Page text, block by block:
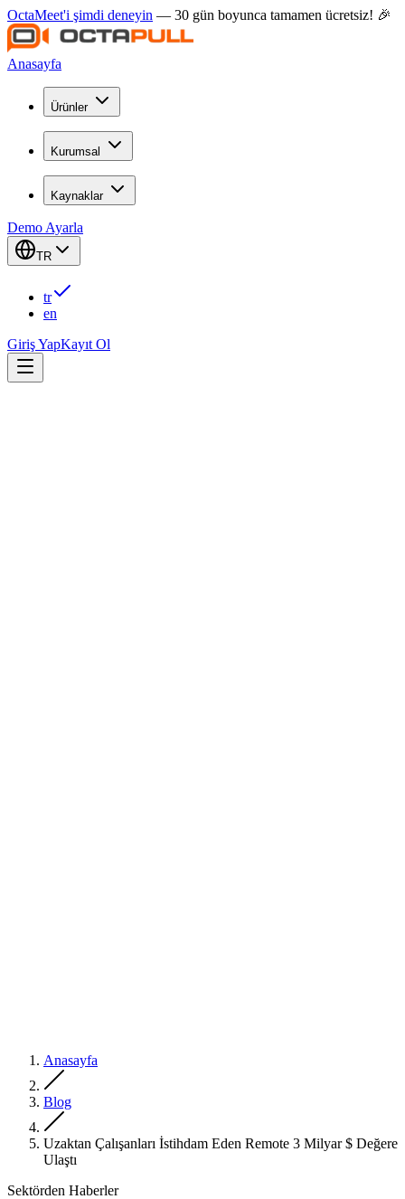
OctaMeet'i şimdi deneyin — 30 gün boyunca tamamen ücretsiz! 🎉
Anasayfa
Ürünler
Kurumsal
Kaynaklar
Demo Ayarla
TR
tr
en
Giriş YapKayıt Ol
Anasayfa
Blog
Uzaktan Çalışanları İstihdam Eden Remote 3 Milyar $ Değere
Ulaştı
Sektörden Haberler